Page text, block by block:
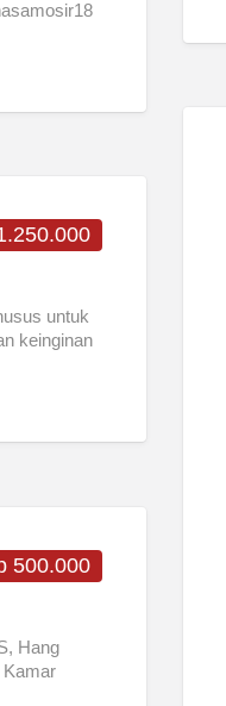
untuk
keinginan
500.000
Hang
Kamar